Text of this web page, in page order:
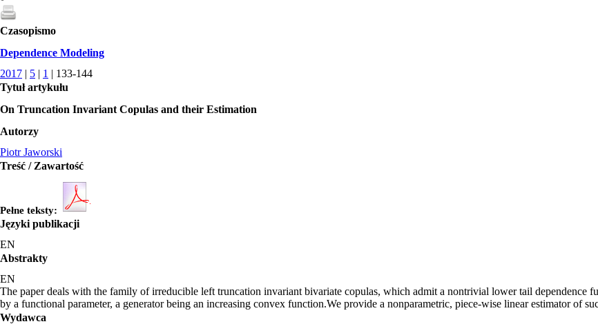
Czasopismo
Dependence Modeling
2017 | 5 | 1 | 133-144
Tytuł artykułu
On Truncation Invariant Copulas and their Estimation
Autorzy
Piotr Jaworski
Treść / Zawartość
Pełne teksty:
Języki publikacji
EN
Abstrakty
EN
The paper deals with the family of irreducible left truncation invariant bivariate copulas, which admit a nontrivial lower tail dependence
by a functional parameter, a generator being an increasing convex function.We provide a nonparametric, piece-wise linear estimator of
Wydawca